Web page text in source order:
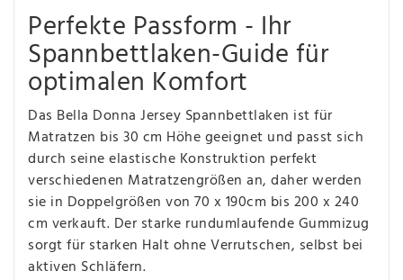
Perfekte Passform - Ihr
Spannbettlaken-Guide für
optimalen Komfort
Das Bella Donna Jersey Spannbettlaken ist für
Matratzen bis 30 cm Höhe geeignet und passt sich
durch seine elastische Konstruktion perfekt
verschiedenen Matratzengrößen an, daher werden
sie in Doppelgrößen von 70 x 190cm bis 200 x 240
cm verkauft. Der starke rundumlaufende Gummizug
sorgt für starken Halt ohne Verrutschen, selbst bei
aktiven Schläfern.